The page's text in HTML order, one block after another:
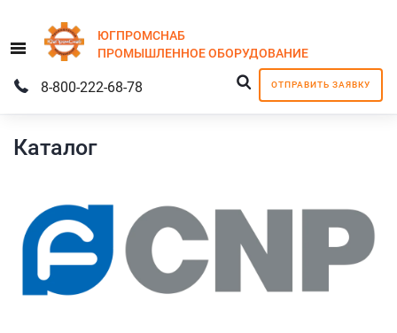
Menu
ЮГПРОМСНАБ
ПРОМЫШЛЕННОЕОБОРУДОВАНИЕ
ОТПРАВИТЬ ЗАЯВКУ
8-800-222-68-78
Каталог